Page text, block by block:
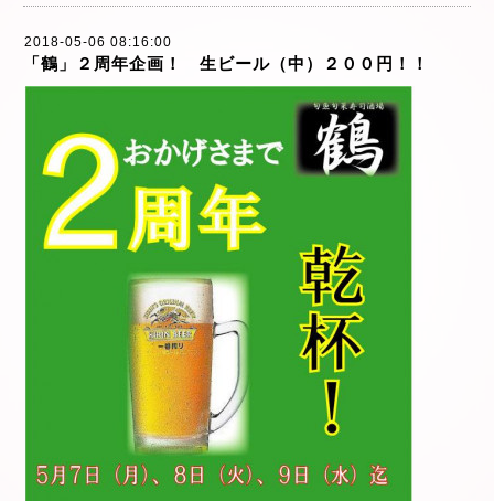
2018-05-06 08:16:00
「鶴」２周年企画！ 生ビール（中）２００円！！